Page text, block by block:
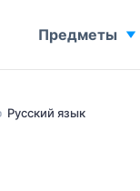
Русский язык
Предметы